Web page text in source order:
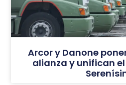
Arcor y Danone
alianza y unifican